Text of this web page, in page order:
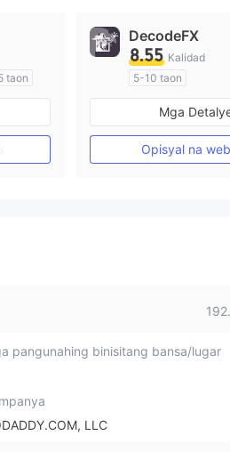
taon
DecodeFX
8.55 Kalidad
5-10 taon
Kinokontrol sa
Paggawa ng
Pangunahing label
Mga
Opisyal na
pangunahing binisitang bansa/lugar
LLC